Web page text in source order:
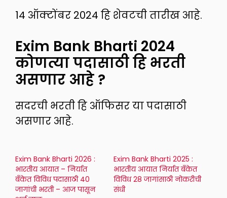
14 ऑक्टोंबर 2024 हि शेवटची तारीख आहे.
Exim Bank Bharti 2024
कोणत्या पदासाठी हि भरती
असणार आहे ?
सदरची भरती हि ऑफिसर या पदासाठी
असणार आहे.
Exim Bank Bharti 2026 :
भारतीय आयात – निर्यात
बँकेत विविध पदासाठी 40
जागांची भरती – आज पासून
Exim Bank Bharti 2025 :
भारतीय आयात निर्यात बँकेत
विविध 28 जागांसाठी नोकरीची
संधी